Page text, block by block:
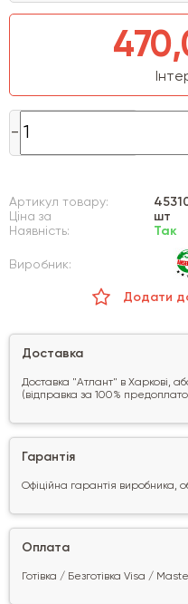
Артикул товару:
Ціна за
шт
Наявність:
Так
Виробник:
Додати
Доставка
Доставка "Атлант" в Харкові,
(відправка за 100%
Гарантія
Офіційна гарантія виробника,
Оплата
Готівка / Безготівка Visa /